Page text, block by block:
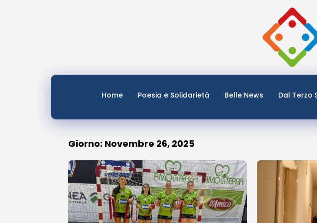
Home Poesia e Solidarietà Belle News Dal Terzo
Giorno: Novembre 26, 2025